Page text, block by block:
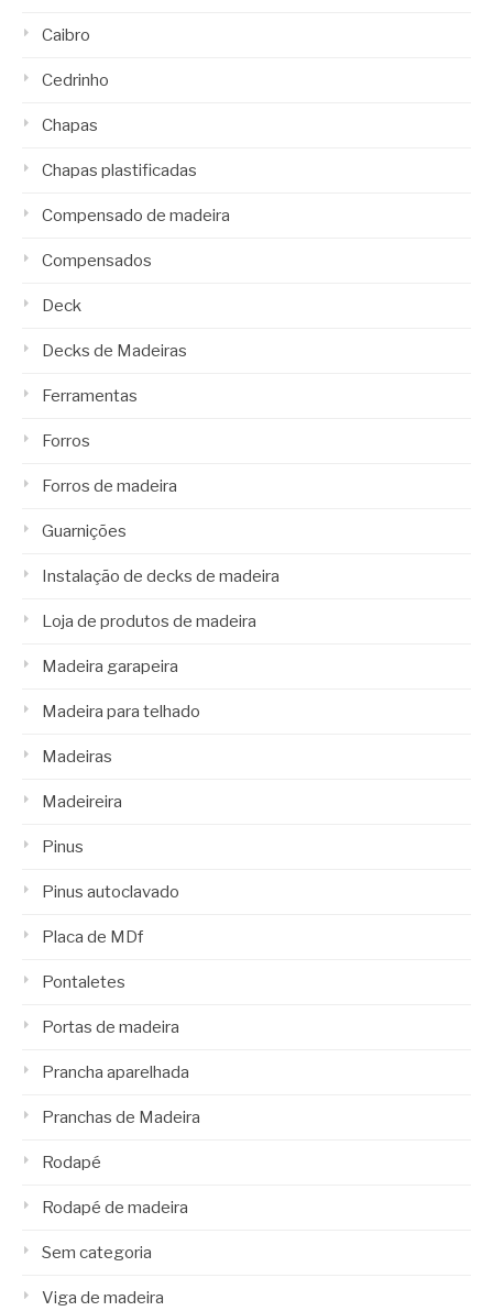
Caibro
Cedrinho
Chapas
Chapas plastificadas
Compensado de madeira
Compensados
Deck
Decks de Madeiras
Ferramentas
Forros
Forros de madeira
Guarnições
Instalação de decks de madeira
Loja de produtos de madeira
Madeira garapeira
Madeira para telhado
Madeiras
Madeireira
Pinus
Pinus autoclavado
Placa de MDf
Pontaletes
Portas de madeira
Prancha aparelhada
Pranchas de Madeira
Rodapé
Rodapé de madeira
Sem categoria
Viga de madeira